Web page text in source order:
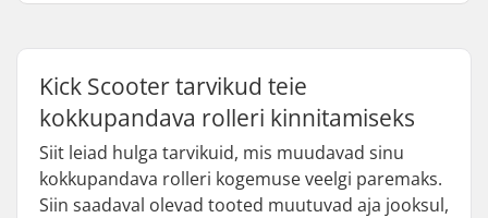
Kick Scooter tarvikud teie
kokkupandava rolleri kinnitamiseks
Siit leiad hulga tarvikuid, mis muudavad sinu
kokkupandava rolleri kogemuse veelgi paremaks.
Siin saadaval olevad tooted muutuvad aja jooksul,